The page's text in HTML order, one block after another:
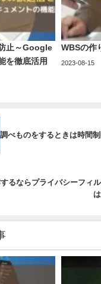
止～Google
を徹底活用
WBSの作
2023-08-15
調べものをするときは時間
るならプライバシーフィ